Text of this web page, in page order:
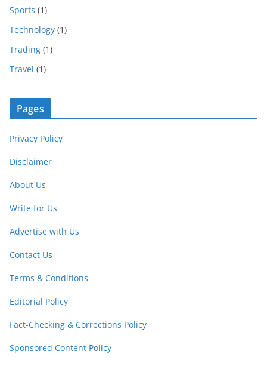
Sports (1)
Technology (1)
Trading (1)
Travel (1)
Pages
Privacy Policy
Disclaimer
About Us
Write for Us
Advertise with Us
Contact Us
Terms & Conditions
Editorial Policy
Fact-Checking & Corrections Policy
Sponsored Content Policy